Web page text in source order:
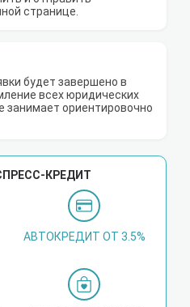
странице.
будет завершено в
всех юридических
занимает ориентировочно
КРЕДИТ
АВТОКРЕДИТ ОТ 3.5%